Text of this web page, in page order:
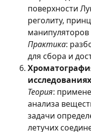
поверхности
реголиту,
манипуляторов
Практика:
для сбора и
исследованиях
Теория:
анализа
задачи
летучих